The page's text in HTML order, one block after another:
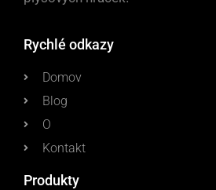
Rychlé odkazy
Domov
Blog
O
Kontakt
Produkty